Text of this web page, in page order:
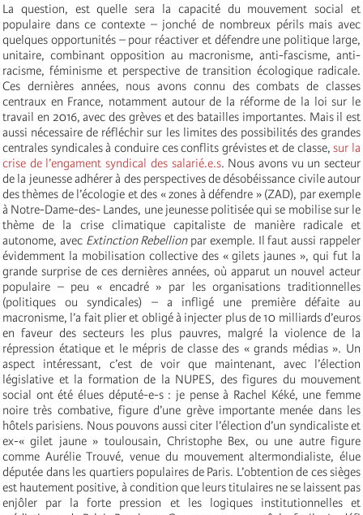
La question, est quelle sera la capacité du mouvement social et
populaire dans ce contexte – jonché de nombreux périls mais avec
quelques opportunités – pour réactiver et défendre une politique large,
unitaire, combinant opposition au macronisme, anti-fascisme, anti-
racisme, féminisme et perspective de transition écologique radicale.
Ces dernières années, nous avons connu des combats de classes
centraux en France, notamment autour de la réforme de la loi sur le
travail en 2016, avec des grèves et des batailles importantes. Mais il est
aussi nécessaire de réfléchir sur les limites des possibilités des grandes
centrales syndicales à conduire ces conflits grévistes et de classe,sur la
crise de l’engament syndical des salarié.e.s. Nous avons vu un secteur
de la jeunesse adhérer à des perspectives de désobéissance civile autour
des thèmes de l’écologie et des « zones à défendre » (ZAD), par exemple
à Notre-Dame-des- Landes, une jeunesse politisée qui se mobilise sur le
thème de la crise climatique capitaliste de manière radicale et
autonome, avec Extinction Rebellionpar exemple. Il faut aussi rappeler
évidemment la mobilisation collective des « gilets jaunes », qui fut la
grande surprise de ces dernières années, où apparut un nouvel acteur
populaire – peu « encadré » par les organisations traditionnelles
(politiques ou syndicales) – a infligé une première défaite au
macronisme, l’a fait plier et obligé à injecter plus de 10 milliards d’euros
en faveur des secteurs les plus pauvres, malgré la violence de la
répression étatique et le mépris de classe des « grands médias ». Un
aspect intéressant, c’est de voir que maintenant, avec l’élection
législative et la formation de la NUPES, des figures du mouvement
social ont été élues député-e-s : je pense à Rachel Kéké, une femme
noire très combative, figure d’une grève importante menée dans les
hôtels parisiens. Nous pouvons aussi citer l’élection d’un syndicaliste et
ex-« gilet jaune » toulousain, Christophe Bex, ou une autre figure
comme Aurélie Trouvé, venue du mouvement altermondialiste, élue
députée dans les quartiers populaires de Paris. L’obtention de ces sièges
est hautement positive, à condition que leurs titulaires ne se laissent pas
enjôler par la forte pression et les logiques institutionnelles et